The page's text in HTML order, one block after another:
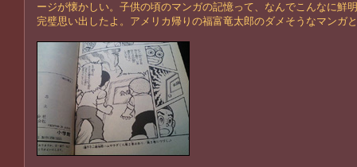
ージが懐かしい。子供の頃のマンガの記憶って、なんでこんなに鮮
完璧思い出したよ。アメリカ帰りの福富竜太郎のダメそうなマンガ